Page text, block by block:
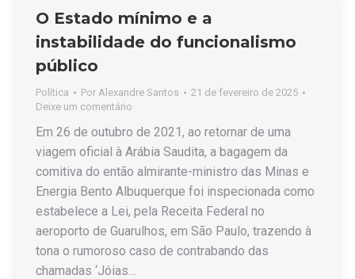
O Estado mínimo e a
instabilidade do funcionalismo
público
Política Por Alexandre Santos
21 de fevereiro de 2025
Deixe um comentário
Em 26 de outubro de 2021, ao retornar de uma
viagem oficial à Arábia Saudita, a bagagem da
comitiva do então almirante-ministro das Minas e
Energia Bento Albuquerque foi inspecionada como
estabelece a Lei, pela Receita Federal no
aeroporto de Guarulhos, em São Paulo, trazendo à
tona o rumoroso caso de contrabando das
chamadas ‘Jóias…